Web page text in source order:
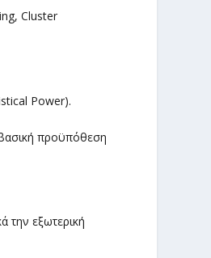
Cluster
Power).
προϋπόθεση
την εξωτερική